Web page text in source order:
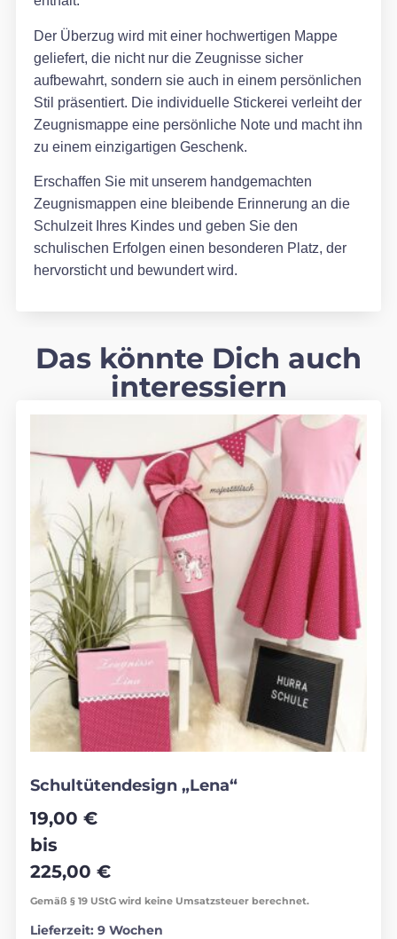
Der Überzug wird mit einer hochwertigen Mappe
geliefert, die nicht nur die Zeugnisse sicher
aufbewahrt, sondern sie auch in einem persönlichen
Stil präsentiert. Die individuelle Stickerei verleiht der
Zeugnismappe eine persönliche Note und macht ihn
zu einem einzigartigen Geschenk.
Erschaffen Sie mit unserem handgemachten
Zeugnismappen eine bleibende Erinnerung an die
Schulzeit Ihres Kindes und geben Sie den
schulischen Erfolgen einen besonderen Platz, der
hervorsticht und bewundert wird.
Das könnte Dich auch
interessiern
Schultütendesign „Lena“
19,00 €
bis
225,00 €
Gemäß § 19 UStG wird keine Umsatzsteuer berechnet.
Lieferzeit: 9 Wochen